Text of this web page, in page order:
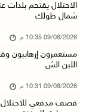
الجامعة العربية
09/آب/2026 05:28 م
ثلاث إصابات
الاحتلال يقتحم بلدات
شمال طولك
09/08/2026 10:35 م
مستعمرون إرهابيون
اللبن الش
09/08/2026 10:31 م
قصف مدفعي للاحتلال